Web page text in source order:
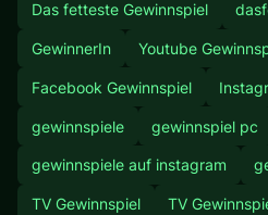
Das fetteste Gewinnspiel
GewinnerIn Youtube
Facebook Gewinnspiel
gewinnspiele gewinnspiel pc
gewinnspiele auf instagram
TV Gewinnspiel TV